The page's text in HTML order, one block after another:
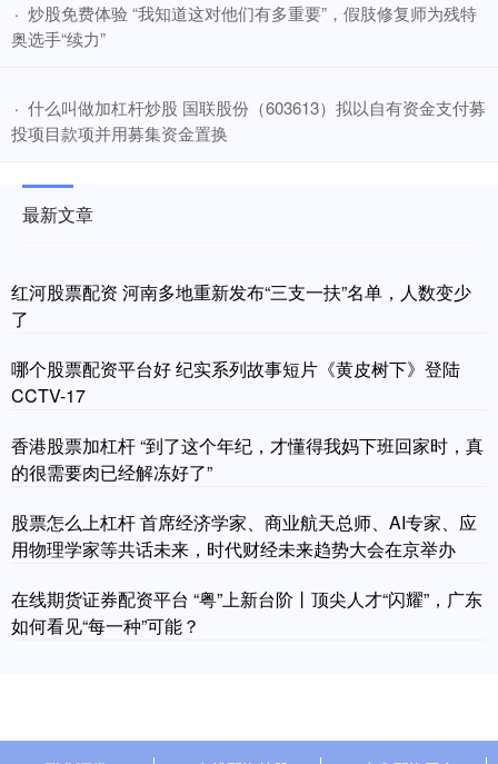
· ​炒股免费体验 “我知道这对他们有多重要”，假肢修复师为残特
奥选手“续力”
· ​什么叫做加杠杆炒股 国联股份（603613）拟以自有资金支付募
投项目款项并用募集资金置换
最新文章
红河股票配资 河南多地重新发布“三支一扶”名单，人数变少
了
哪个股票配资平台好 纪实系列故事短片《黄皮树下》登陆
CCTV-17
香港股票加杠杆 “到了这个年纪，才懂得我妈下班回家时，真
的很需要肉已经解冻好了”
股票怎么上杠杆 首席经济学家、商业航天总师、AI专家、应
用物理学家等共话未来，时代财经未来趋势大会在京举办
在线期货证券配资平台 “粤”上新台阶丨顶尖人才“闪耀”，广东
如何看见“每一种”可能？